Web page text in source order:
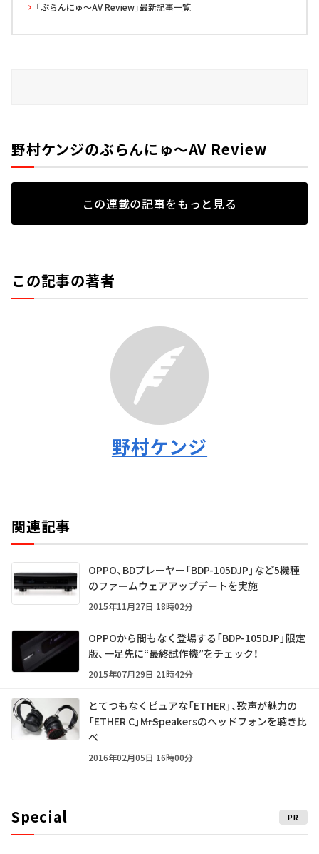
「ぶらんにゅ～AV Review」最新記事一覧
野村ケンジのぶらんにゅ～AV Review
この連載の記事をもっと見る
この記事の著者
野村ケンジ
関連記事
OPPO、BDプレーヤー「BDP-105DJP」など5機種
のファームウェアアップデートを実施
2015年11月27日 18時02分
OPPOから間もなく登場する「BDP-105DJP」限定
版、一足先に“最終試作機”をチェック！
2015年07月29日 21時42分
とてつもなくピュアな「ETHER」、歌声が魅力の
「ETHER C」――MrSpeakersのヘッドフォンを聴き比
べ
2016年02月05日 16時00分
Special PR